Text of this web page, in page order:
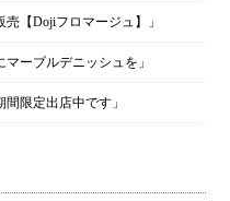
売【Dojiフロマージュ】」
マーブルデニッシュを」
間限定出店中です」